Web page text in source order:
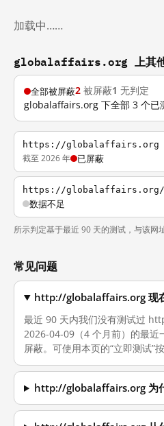
加载中……
globalaffairs.org 上其他
全部被屏蔽2 被屏蔽1 无判定
globalaffairs.org 下全部 3 个已
https://globalaffairs.org
截至 2026 年 已屏蔽
https://globalaffairs.org/
数据不足
所示判定基于最近 90 天的测试，与该网
常见问题
http://globalaffairs.org 现
最近 90 天内我们没有测试过
2026-04-09（4 个月前）的最近
屏蔽。可使用本页的“立即测试”
http://globalaffairs.org 为